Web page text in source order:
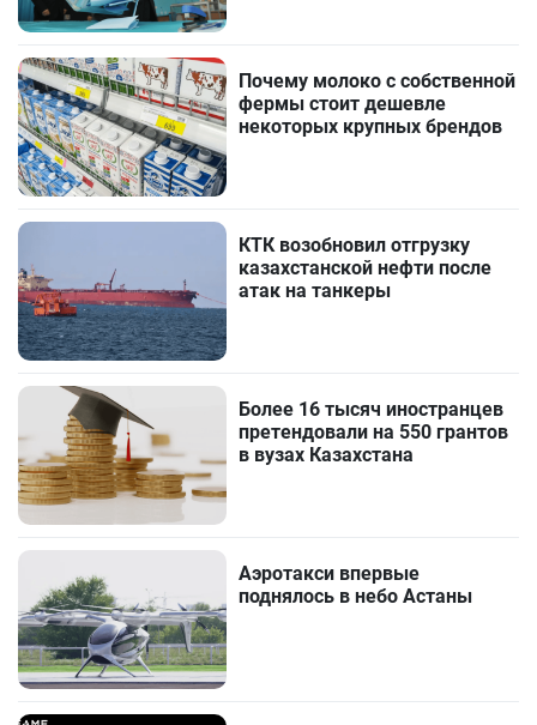
Почему молоко с собственной
фермы стоит дешевле
некоторых крупных брендов
КТК возобновил отгрузку
казахстанской нефти после
атак на танкеры
Более 16 тысяч иностранцев
претендовали на 550 грантов
в вузах Казахстана
Аэротакси впервые
поднялось в небо Астаны